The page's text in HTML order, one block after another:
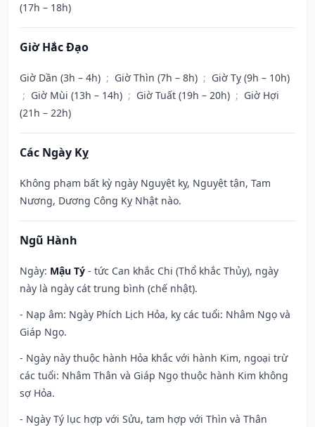
(17h – 18h)
Giờ Hắc Đạo
Giờ Dần (3h – 4h) ; Giờ Thìn (7h – 8h) ; Giờ Tỵ (9h – 10h)
; Giờ Mùi (13h – 14h) ; Giờ Tuất (19h – 20h) ; Giờ Hợi
(21h – 22h)
Các Ngày Kỵ
Không phạm bất kỳ ngày Nguyệt kỵ, Nguyệt tận, Tam
Nương, Dương Công Kỵ Nhật nào.
Ngũ Hành
Ngày: Mậu Tý - tức Can khắc Chi (Thổ khắc Thủy), ngày
này là ngày cát trung bình (chế nhật).
- Nạp âm: Ngày Phích Lịch Hỏa, kỵ các tuổi: Nhâm Ngọ và
Giáp Ngọ.
- Ngày này thuộc hành Hỏa khắc với hành Kim, ngoại trừ
các tuổi: Nhâm Thân và Giáp Ngọ thuộc hành Kim không
sợ Hỏa.
- Ngày Tý lục hợp với Sửu, tam hợp với Thìn và Thân